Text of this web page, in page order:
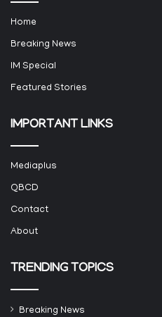
Home
Breaking News
IM Special
Featured Stories
IMPORTANT LINKS
Mediaplus
QBCD
Contact
About
TRENDING TOPICS
Breaking News